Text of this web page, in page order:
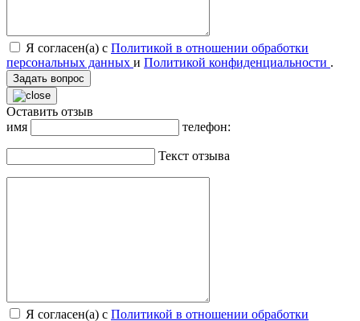
Я согласен(а) с Политикой в отношении обработки
персональных данных и Политикой конфиденциальности .
Задать вопрос
Оставить отзыв
имя
телефон:
Текст отзыва
Я согласен(а) с Политикой в отношении обработки